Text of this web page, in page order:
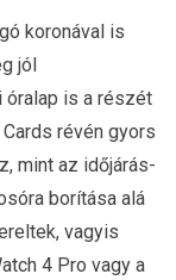
koronával is
jól
óralap is a részét
révén gyors
mint az időjárás-
borítása alá
vagyis
4 Pro vagy a